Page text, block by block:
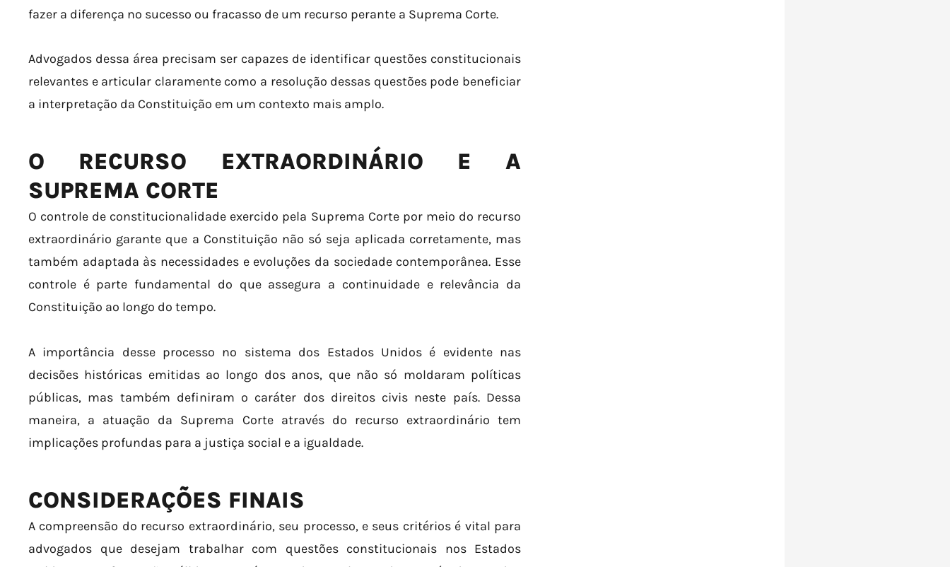
fazer a diferença no sucesso ou fracasso de um recurso perante a Suprema Corte.
Advogados dessa área precisam ser capazes de identificar questões constitucionais
relevantes e articular claramente como a resolução dessas questões pode beneficiar
a interpretação da Constituição em um contexto mais amplo.
O RECURSO EXTRAORDINÁRIO E A
SUPREMA CORTE
O controle de constitucionalidade exercido pela Suprema Corte por meio do recurso
extraordinário garante que a Constituição não só seja aplicada corretamente, mas
também adaptada às necessidades e evoluções da sociedade contemporânea. Esse
controle é parte fundamental do que assegura a continuidade e relevância da
Constituição ao longo do tempo.
A importância desse processo no sistema dos Estados Unidos é evidente nas
decisões históricas emitidas ao longo dos anos, que não só moldaram políticas
públicas, mas também definiram o caráter dos direitos civis neste país. Dessa
maneira, a atuação da Suprema Corte através do recurso extraordinário tem
implicações profundas para a justiça social e a igualdade.
CONSIDERAÇÕES FINAIS
A compreensão do recurso extraordinário, seu processo, e seus critérios é vital para
advogados que desejam trabalhar com questões constitucionais nos Estados